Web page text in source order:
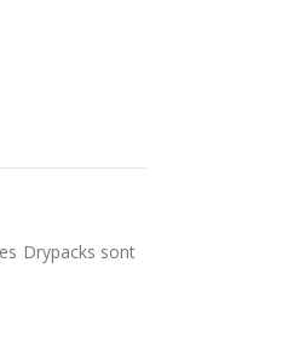
Drypacks sont